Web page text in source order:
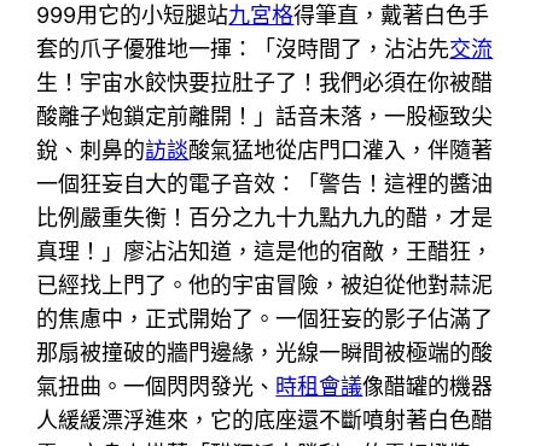
999用它的小短腿站九宮格得筆直，戴著白色手
套的爪子優雅地一揮：「沒時間了，沾沾先交流
生！宇宙水餃快要拉肚子了！我們必須在你被醋
酸離子炮鎖定前離開！」話音未落，一股極致尖
銳、刺鼻的訪談酸氣猛地從店門口灌入，伴隨著
一個狂妄自大的電子音效：「警告！這裡的醬油
比例嚴重失衡！百分之九十九點九九的醋，才是
真理！」廖沾沾知道，這是他的宿敵，王醋狂，
已經找上門了。他的宇宙冒險，被迫從他對蒜泥
的焦慮中，正式開始了。一個狂妄的影子佔滿了
那扇被撞破的牆門邊緣，光線一瞬間被極端的酸
氣扭曲。一個閃閃發光、 時租會議像醋罐的機器
人緩緩漂浮進來，它的底座還不斷噴射著白色醋